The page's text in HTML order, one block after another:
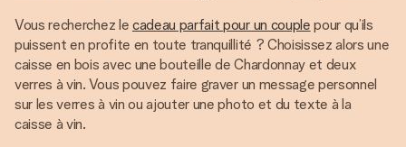
Vous recherchez le cadeau parfait pour un couple pour qu’ils
puissent en profite en toute tranquillité ? Choisissez alors une
caisse en bois avec une bouteille de Chardonnay et deux
verres à vin. Vous pouvez faire graver un message personnel
sur les verres à vin ou ajouter une photo et du texte à la
caisse à vin.